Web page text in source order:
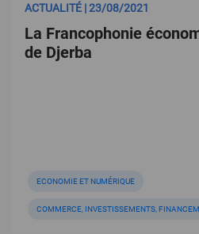
ACTUALITÉ | 23/08/2021
La Francophonie
de Djerba
ECONOMIE ET NUMÉRIQUE
COMMERCE, INVESTISSEMENTS,